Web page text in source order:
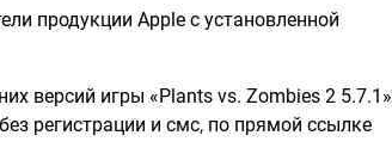
продукции Apple с установленной
версий игры «Plants vs. Zombies 2 5.7.1»
регистрации и смс, по прямой ссылке